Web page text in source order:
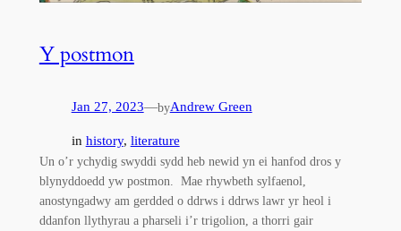
Y postmon
Jan 27, 2023—byAndrew Green
in history, literature
Un o’r ychydig swyddi sydd heb newid yn ei hanfod dros y
blynyddoedd yw postmon. Mae rhywbeth sylfaenol,
anostyngadwy am gerdded o ddrws i ddrws lawr yr heol i
ddanfon llythyrau a pharseli i’r trigolion, a thorri gair